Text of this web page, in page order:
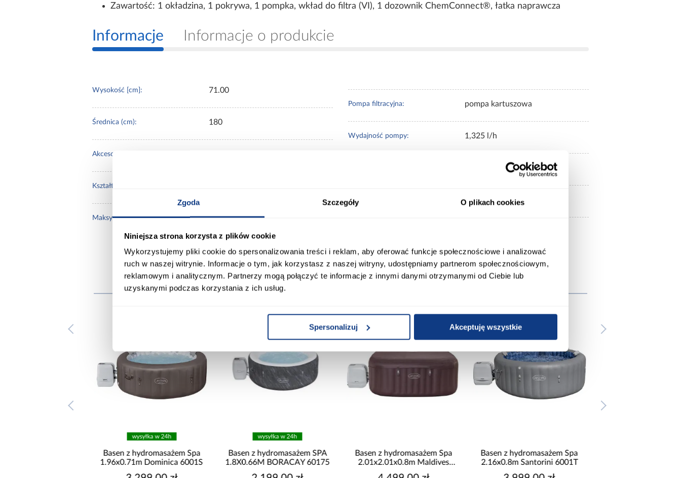
Zgoda Szczegóły O plikach cookies
Niniejsza strona korzysta z plików cookie
Wykorzystujemy pliki cookie do spersonalizowania treści i reklam, aby oferować funkcje społecznościowe i analizować
ruch w naszej witrynie. Informacje o tym, jak korzystasz z naszej witryny, udostępniamy partnerom społecznościowym,
reklamowym i analitycznym. Partnerzy mogą połączyć te informacje z innymi danymi otrzymanymi od Ciebie lub
uzyskanymi podczas korzystania z ich usług.
Spersonalizuj Akceptuję wszystkie
Zawartość: 1 okładzina, 1 pokrywa, 1 pompka, wkład do filtra (VI), 1 dozownik ChemConnect®, łatka naprawcza
Informacje Informacje o produkcie
Wysokość [cm]: 71.00
Średnica (cm): 180
Akcesoria:
Kształt:
Maksymalna pojemność [L]: 840
Pompa filtracyjna: pompa kartuszowa
Wydajność pompy: 1,325 l/h
biało-niebieska mozaika
Drabinka: Nie
Produkty alternatywne
wysyłka w 24h
Basen z hydromasażem Spa
1.96x0.71m Dominica 6001S
wysyłka w 24h
Basen z hydromasażem SPA
1.8X0.66M BORACAY 60175
Basen z hydromasażem Spa
2.01x2.01x0.8m Maldives
Basen z hydromasażem Spa
2.16x0.8m Santorini 6001T